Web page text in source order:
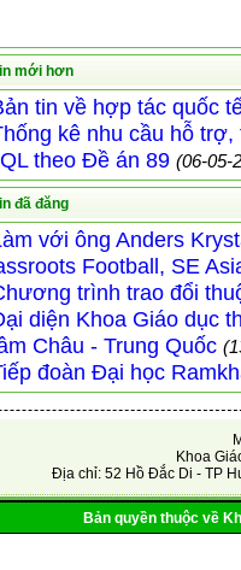
mới hơn
tin về hợp tác quốc
kê nhu cầu hỗ
theo Đề án 89 (06-05-
đã đăng
với ông Anders
Football, SE
trình trao đổi
diện Khoa Giáo dục
Châu - Trung Quốc
đoàn Đại học
Khoa
Địa chỉ: 52 Hồ Đắc Di - TP
Bản quyền thuộc về